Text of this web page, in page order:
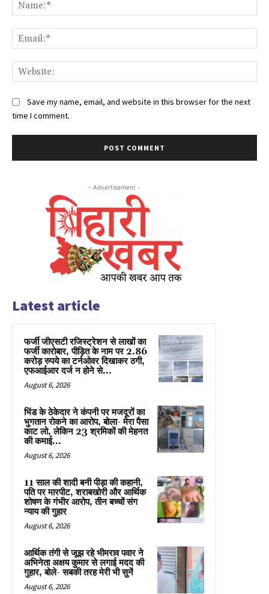
Save my name, email, and website in this browser for the next
time I comment.
- Advertisement -
Latest article
फर्जी जीएसटी रजिस्ट्रेशन से लाखों का
फर्जी कारोबार, पीड़ित के नाम पर 2.86
करोड़ रुपये का टर्नओवर दिखाकर ठगी,
एफआईआर दर्ज न होने से...
August 6, 2026
भिंड के ठेकेदार ने कंपनी पर मजदूरों का
भुगतान रोकने का आरोप, बोला- मेरा पैसा
काट लो, लेकिन 23 श्रमिकों की मेहनत
की कमाई...
August 6, 2026
11 साल की शादी बनी पीड़ा की कहानी,
पति पर मारपीट, शराबखोरी और आर्थिक
शोषण के गंभीर आरोप, तीन बच्चों संग
न्याय की गुहार
August 6, 2026
आर्थिक तंगी से जूझ रहे भीमराव पवार ने
अभिनेता अक्षय कुमार से लगाई मदद की
गुहार, बोले- सबकी तरह मेरी भी सुनें
August 6, 2026